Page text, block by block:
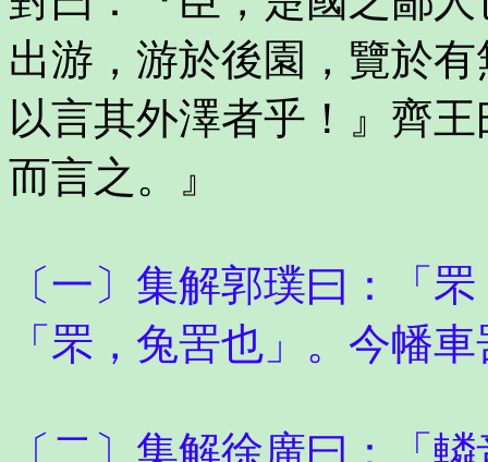
出游，游於後園，覽於
以言其外澤者乎！』齊
而言之。』
〔一〕集解郭璞曰：「
「罘，兔罟也」。今幡
〔二〕集解徐廣曰：「